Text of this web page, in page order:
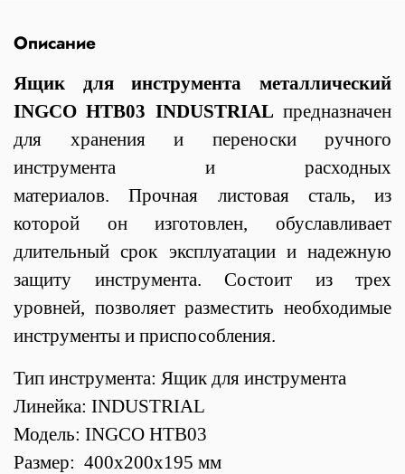
Описание
Ящик для инструмента металлический
INGCO HTB03 INDUSTRIAL предназначен
для хранения и переноски ручного
инструмента и расходных
материалов. Прочная листовая сталь, из
которой он изготовлен, обуславливает
длительный срок эксплуатации и надежную
защиту инструмента. Состоит из трех
уровней, позволяет разместить необходимые
инструменты и приспособления.
Тип инструмента: Ящик для инструмента
Линейка: INDUSTRIAL
Модель: INGCO HTB03
Размер: 400x200x195 мм